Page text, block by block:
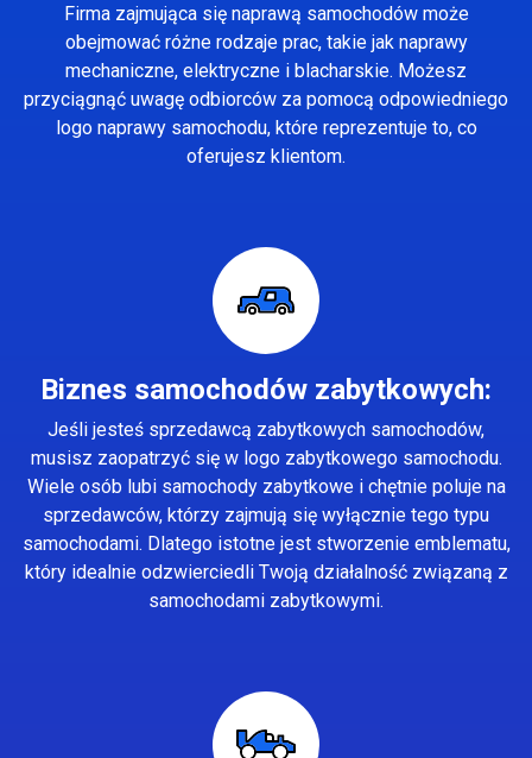
Firma zajmująca się naprawą samochodów może
obejmować różne rodzaje prac, takie jak naprawy
mechaniczne, elektryczne i blacharskie. Możesz
przyciągnąć uwagę odbiorców za pomocą odpowiedniego
logo naprawy samochodu, które reprezentuje to, co
oferujesz klientom.
Biznes samochodów zabytkowych:
Jeśli jesteś sprzedawcą zabytkowych samochodów,
musisz zaopatrzyć się w logo zabytkowego samochodu.
Wiele osób lubi samochody zabytkowe i chętnie poluje na
sprzedawców, którzy zajmują się wyłącznie tego typu
samochodami. Dlatego istotne jest stworzenie emblematu,
który idealnie odzwierciedli Twoją działalność związaną z
samochodami zabytkowymi.